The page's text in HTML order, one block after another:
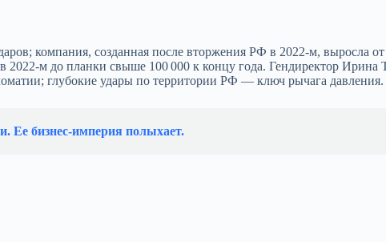
компания, созданная после вторжения РФ в 2022‑м, выросла
2022‑м до планки свыше 100 000 к концу года. Гендиректор Ирина
глубокие удары по территории РФ — ключ рычага давления.
Ее бизнес‑империя полыхает.